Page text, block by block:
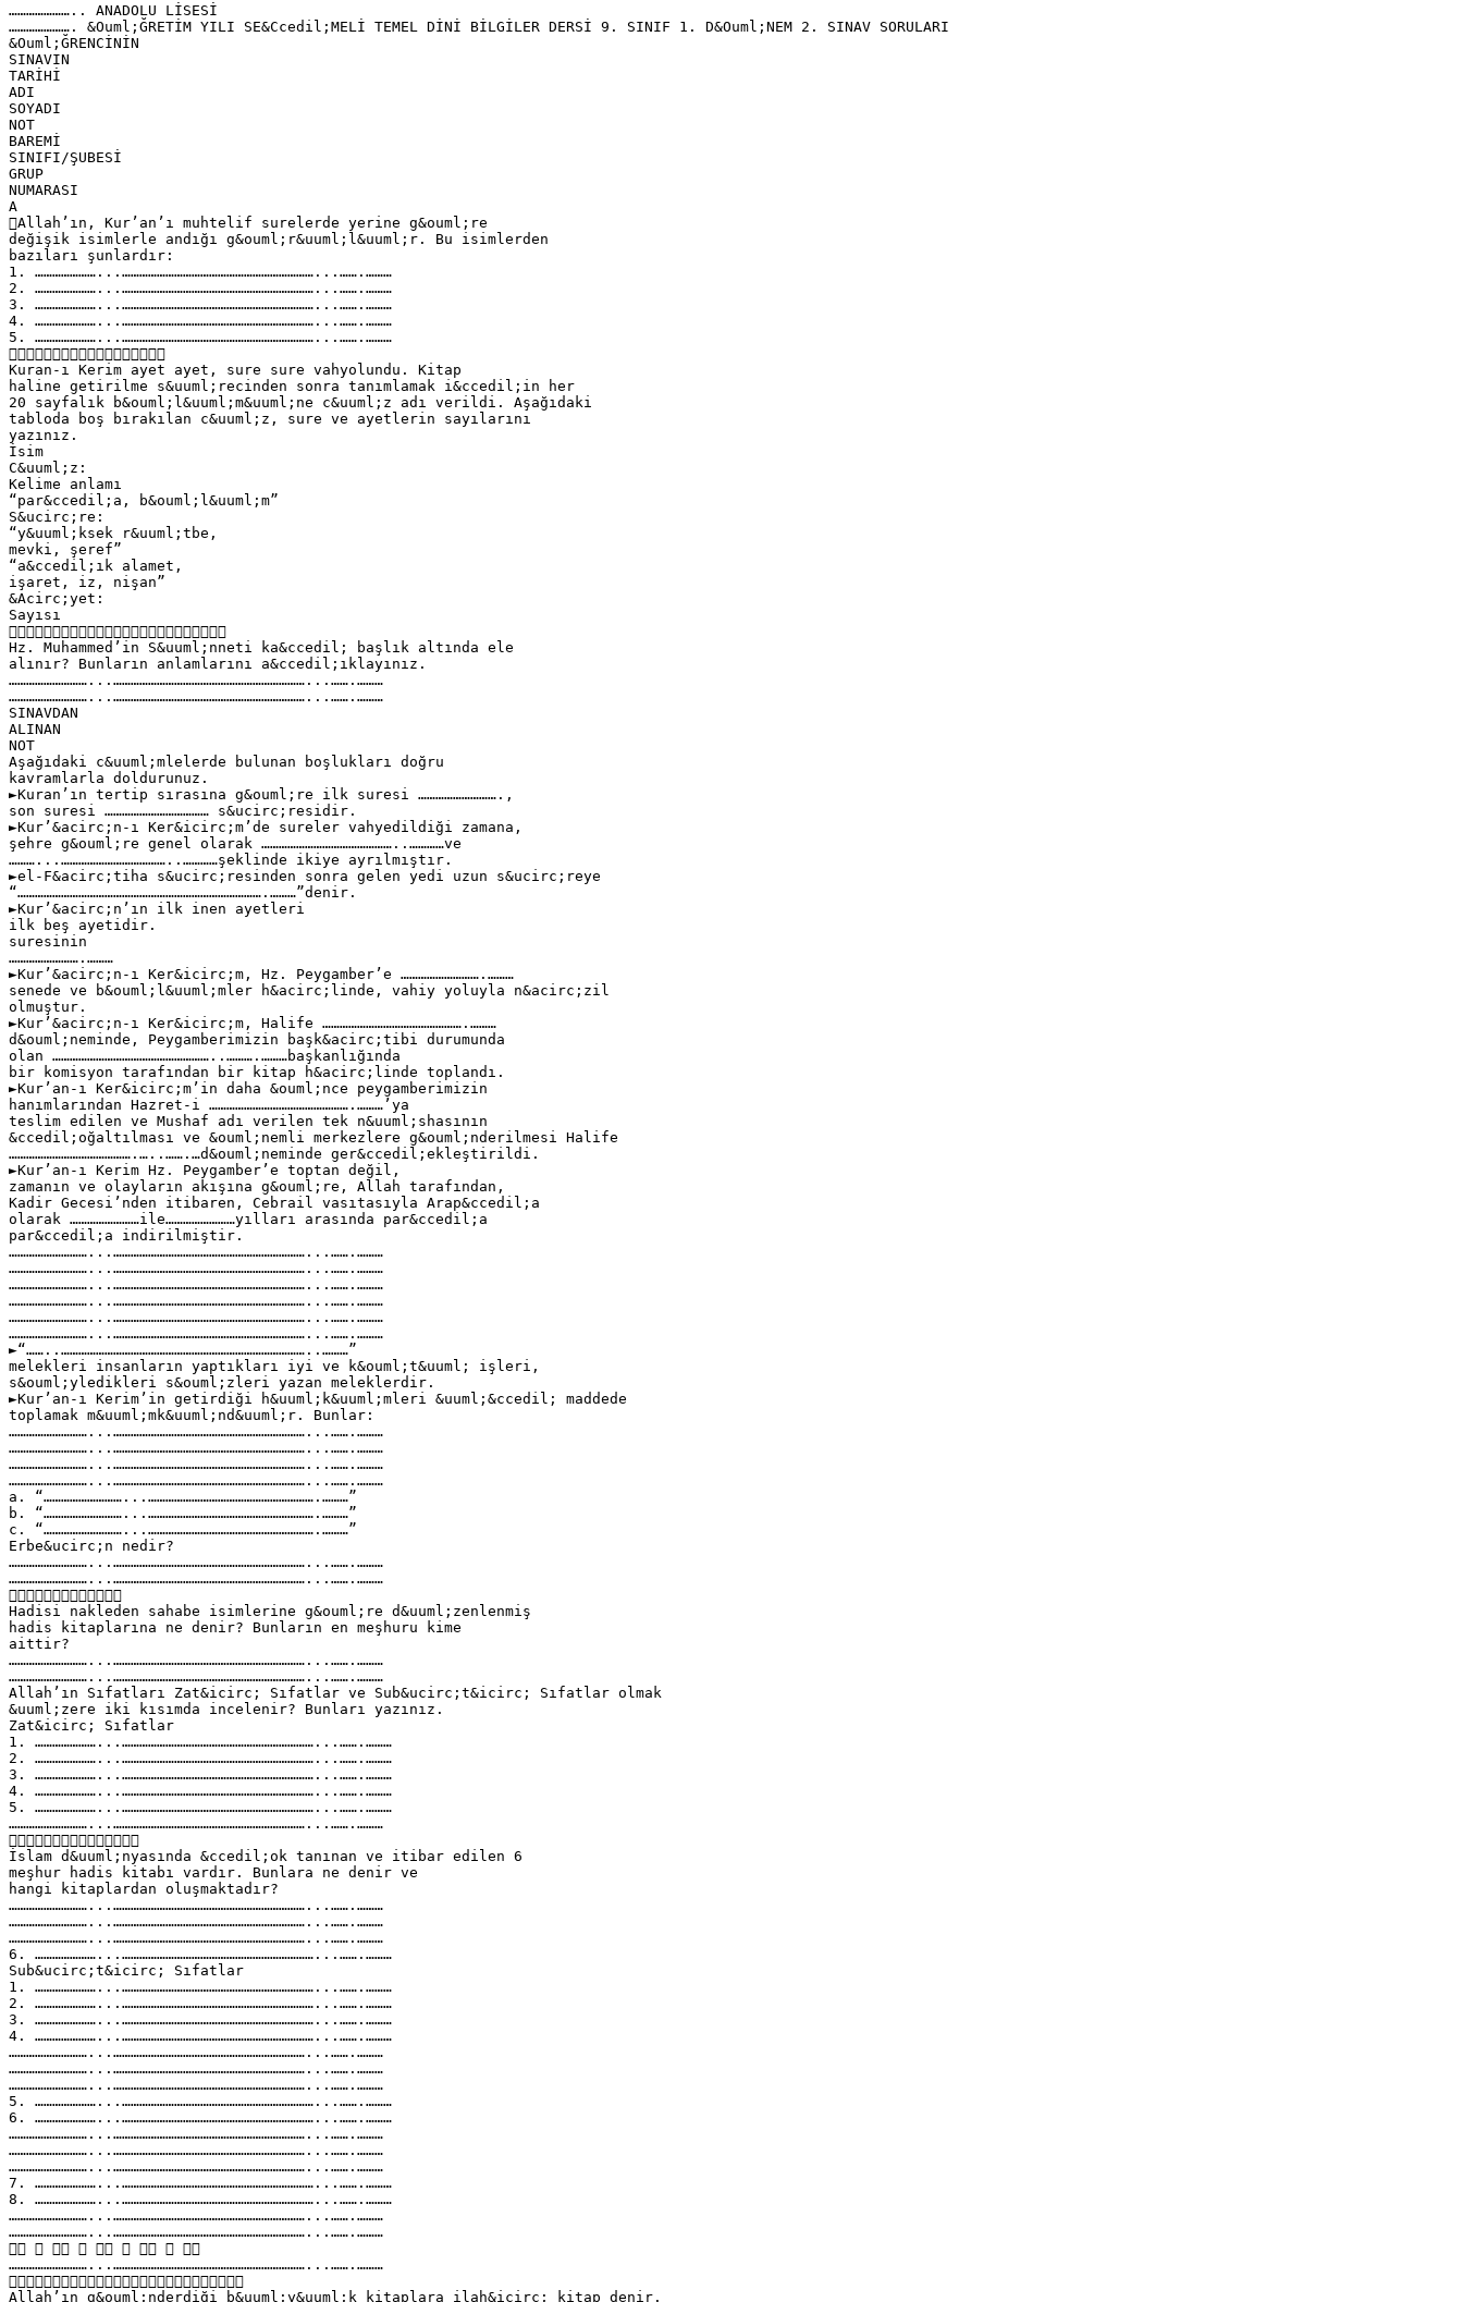
………………….. ANADOLU LİSESİ
…………………. &Ouml;ĞRETİM YILI SE&Ccedil;MELİ TEMEL DİNİ BİLGİLER DERSİ 9. SINIF 1. D&Ouml;NEM 2. SINAV SORULARI
&Ouml;ĞRENCİNİN
SINAVIN
TARİHİ
ADI
SOYADI
NOT
BAREMİ
SINIFI/ŞUBESİ
GRUP
NUMARASI
A
Allah’ın, Kur’an’ı muhtelif surelerde yerine g&ouml;re
değişik isimlerle andığı g&ouml;r&uuml;l&uuml;r. Bu isimlerden
bazıları şunlardır:
1. …………………...…………………………………………………………...…….………
2. …………………...…………………………………………………………...…….………
3. …………………...…………………………………………………………...…….………
4. …………………...…………………………………………………………...…….………
5. …………………...…………………………………………………………...…….………

Kuran-ı Kerim ayet ayet, sure sure vahyolundu. Kitap
haline getirilme s&uuml;recinden sonra tanımlamak i&ccedil;in her
20 sayfalık b&ouml;l&uuml;m&uuml;ne c&uuml;z adı verildi. Aşağıdaki
tabloda boş bırakılan c&uuml;z, sure ve ayetlerin sayılarını
yazınız.
İsim
C&uuml;z:
Kelime anlamı
“par&ccedil;a, b&ouml;l&uuml;m”
S&ucirc;re:
“y&uuml;ksek r&uuml;tbe,
mevki, şeref”
“a&ccedil;ık alamet,
işaret, iz, nişan”
&Acirc;yet:
Sayısı

Hz. Muhammed’in S&uuml;nneti ka&ccedil; başlık altında ele
alınır? Bunların anlamlarını a&ccedil;ıklayınız.
………………………...…………………………………………………………...…….………
………………………...…………………………………………………………...…….………
SINAVDAN
ALINAN
NOT
Aşağıdaki c&uuml;mlelerde bulunan boşlukları doğru
kavramlarla doldurunuz.
►Kuran’ın tertip sırasına g&ouml;re ilk suresi ……………………….,
son suresi ……………………………… s&ucirc;residir.
►Kur’&acirc;n-ı Ker&icirc;m’de sureler vahyedildiği zamana,
şehre g&ouml;re genel olarak ………………………………………..…………ve
………...………………………………..…………şeklinde ikiye ayrılmıştır.
►el-F&acirc;tiha s&ucirc;resinden sonra gelen yedi uzun s&ucirc;reye
“………………………………………………………………………….………”denir.
►Kur’&acirc;n’ın ilk inen ayetleri
ilk beş ayetidir.
suresinin
…………………….………
►Kur’&acirc;n-ı Ker&icirc;m, Hz. Peygamber’e ……………………….………
senede ve b&ouml;l&uuml;mler h&acirc;linde, vahiy yoluyla n&acirc;zil
olmuştur.
►Kur’&acirc;n-ı Ker&icirc;m, Halife ………………………………………….………
d&ouml;neminde, Peygamberimizin başk&acirc;tibi durumunda
olan ………………………………………………..……….………başkanlığında
bir komisyon tarafından bir kitap h&acirc;linde toplandı.
►Kur’an-ı Ker&icirc;m’in daha &ouml;nce peygamberimizin
hanımlarından Hazret-i ………………………………………….………’ya
teslim edilen ve Mushaf adı verilen tek n&uuml;shasının
&ccedil;oğaltılması ve &ouml;nemli merkezlere g&ouml;nderilmesi Halife
…………………………………….…..…….…d&ouml;neminde ger&ccedil;ekleştirildi.
►Kur’an-ı Kerim Hz. Peygamber’e toptan değil,
zamanın ve olayların akışına g&ouml;re, Allah tarafından,
Kadir Gecesi’nden itibaren, Cebrail vasıtasıyla Arap&ccedil;a
olarak ……………………ile……………………yılları arasında par&ccedil;a
par&ccedil;a indirilmiştir.
………………………...…………………………………………………………...…….………
………………………...…………………………………………………………...…….………
………………………...…………………………………………………………...…….………
………………………...…………………………………………………………...…….………
………………………...…………………………………………………………...…….………
………………………...…………………………………………………………...…….………
►“……..…………………………………………………………………………..………”
melekleri insanların yaptıkları iyi ve k&ouml;t&uuml; işleri,
s&ouml;yledikleri s&ouml;zleri yazan meleklerdir.
►Kur’an-ı Kerim’in getirdiği h&uuml;k&uuml;mleri &uuml;&ccedil; maddede
toplamak m&uuml;mk&uuml;nd&uuml;r. Bunlar:
………………………...…………………………………………………………...…….………
………………………...…………………………………………………………...…….………
………………………...…………………………………………………………...…….………
………………………...…………………………………………………………...…….………
a. “………………………...………………………………………………….………”
b. “………………………...………………………………………………….………”
c. “………………………...………………………………………………….………”
Erbe&ucirc;n nedir?
………………………...…………………………………………………………...…….………
………………………...…………………………………………………………...…….………

Hadisi nakleden sahabe isimlerine g&ouml;re d&uuml;zenlenmiş
hadis kitaplarına ne denir? Bunların en meşhuru kime
aittir?
………………………...…………………………………………………………...…….………
………………………...…………………………………………………………...…….………
Allah’ın Sıfatları Zat&icirc; Sıfatlar ve Sub&ucirc;t&icirc; Sıfatlar olmak
&uuml;zere iki kısımda incelenir? Bunları yazınız.
Zat&icirc; Sıfatlar
1. …………………...…………………………………………………………...…….………
2. …………………...…………………………………………………………...…….………
3. …………………...…………………………………………………………...…….………
4. …………………...…………………………………………………………...…….………
5. …………………...…………………………………………………………...…….………
………………………...…………………………………………………………...…….………

İslam d&uuml;nyasında &ccedil;ok tanınan ve itibar edilen 6
meşhur hadis kitabı vardır. Bunlara ne denir ve
hangi kitaplardan oluşmaktadır?
………………………...…………………………………………………………...…….………
………………………...…………………………………………………………...…….………
………………………...…………………………………………………………...…….………
6. …………………...…………………………………………………………...…….………
Sub&ucirc;t&icirc; Sıfatlar
1. …………………...…………………………………………………………...…….………
2. …………………...…………………………………………………………...…….………
3. …………………...…………………………………………………………...…….………
4. …………………...…………………………………………………………...…….………
………………………...…………………………………………………………...…….………
………………………...…………………………………………………………...…….………
………………………...…………………………………………………………...…….………
5. …………………...…………………………………………………………...…….………
6. …………………...…………………………………………………………...…….………
………………………...…………………………………………………………...…….………
………………………...…………………………………………………………...…….………
………………………...…………………………………………………………...…….………
7. …………………...…………………………………………………………...…….………
8. …………………...…………………………………………………………...…….………
………………………...…………………………………………………………...…….………
………………………...…………………………………………………………...…….………
        
………………………...…………………………………………………………...…….………

Allah’ın g&ouml;nderdiği b&uuml;y&uuml;k kitaplara ilah&icirc; kitap denir.